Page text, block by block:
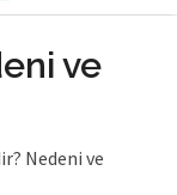
ve
Nedeni ve